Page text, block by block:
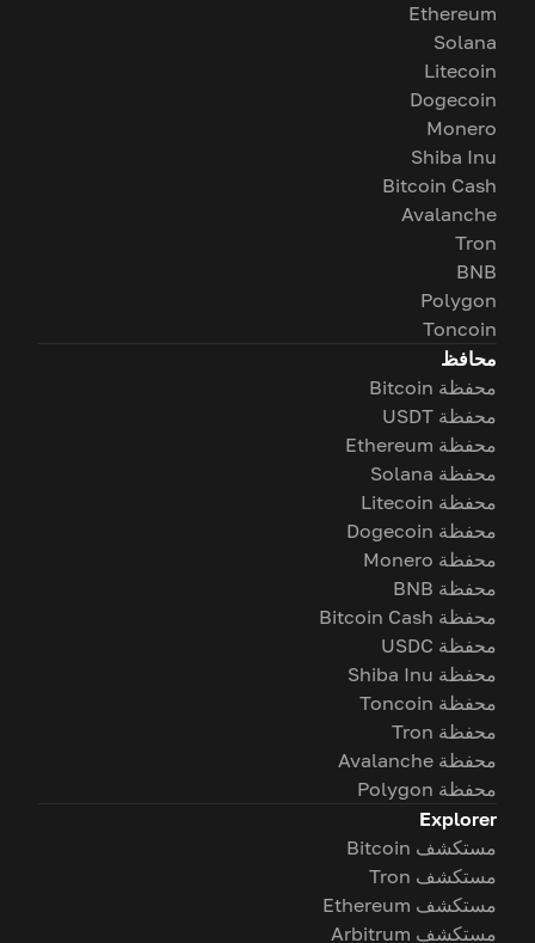
Ethereum
Solana
Litecoin
Dogecoin
Monero
Shiba Inu
Bitcoin Cash
Avalanche
Tron
BNB
Polygon
Toncoin
محافظ
محفظة Bitcoin
محفظة USDT
محفظة Ethereum
محفظة Solana
محفظة Litecoin
محفظة Dogecoin
محفظة Monero
محفظة BNB
محفظة Bitcoin Cash
محفظة USDC
محفظة Shiba Inu
محفظة Toncoin
محفظة Tron
محفظة Avalanche
محفظة Polygon
Explorer
مستكشف Bitcoin
مستكشف Tron
مستكشف Ethereum
مستكشف Arbitrum